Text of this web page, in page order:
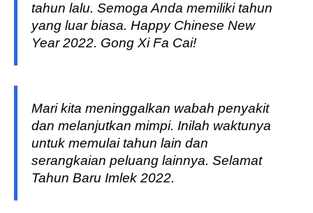
tahun lalu. Semoga Anda memiliki tahun
yang luar biasa. Happy Chinese New
Year 2022. Gong Xi Fa Cai!
Mari kita meninggalkan wabah penyakit
dan melanjutkan mimpi. Inilah waktunya
untuk memulai tahun lain dan
serangkaian peluang lainnya. Selamat
Tahun Baru Imlek 2022.